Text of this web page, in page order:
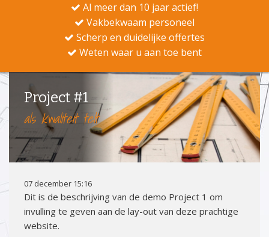
Al meer dan 10 jaar actief!
Vakbekwaam personeel
Scherp en duidelijke offertes
Weten waar u aan toe bent
Project #1
als kwaliteit telt
07 december 15:16
Dit is de beschrijving van de demo Project 1 om
invulling te geven aan de lay-out van deze prachtige
website.